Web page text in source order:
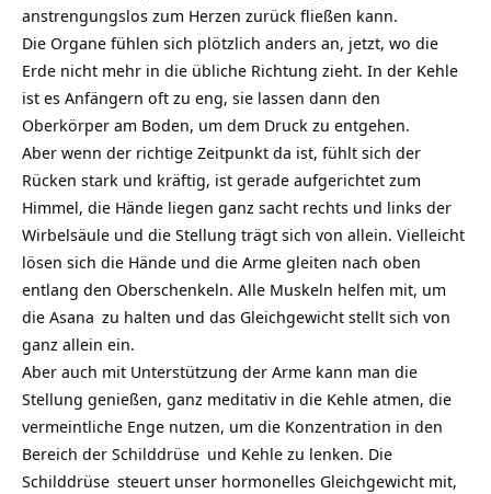
anstrengungslos zum Herzen zurück fließen kann.
Die Organe fühlen sich plötzlich anders an, jetzt, wo die
Erde nicht mehr in die übliche Richtung zieht. In der Kehle
ist es Anfängern oft zu eng, sie lassen dann den
Oberkörper am Boden, um dem Druck zu entgehen.
Aber wenn der richtige Zeitpunkt da ist, fühlt sich der
Rücken stark und kräftig, ist gerade aufgerichtet zum
Himmel, die Hände liegen ganz sacht rechts und links der
Wirbelsäule und die Stellung trägt sich von allein. Vielleicht
lösen sich die Hände und die Arme gleiten nach oben
entlang den Oberschenkeln. Alle Muskeln helfen mit, um
die Asana zu halten und das Gleichgewicht stellt sich von
ganz allein ein.
Aber auch mit Unterstützung der Arme kann man die
Stellung genießen, ganz meditativ in die Kehle atmen, die
vermeintliche Enge nutzen, um die Konzentration in den
Bereich der Schilddrüse und Kehle zu lenken. Die
Schilddrüse steuert unser hormonelles Gleichgewicht mit,